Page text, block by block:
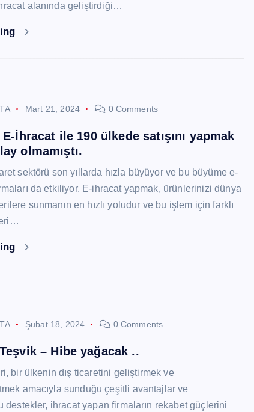
alanında geliştirdiği…
Mart 21, 2024 0 Comments
İhracat ile 190 ülkede satışını yapmak
olmamıştı.
sektörü son yıllarda hızla büyüyor ve bu büyüme e-
da etkiliyor. E-ihracat yapmak, ürünlerinizi dünya
sunmanın en hızlı yoludur ve bu işlem için farklı
Şubat 18, 2024 0 Comments
– Hibe yağacak ..
bir ülkenin dış ticaretini geliştirmek ve
amacıyla sunduğu çeşitli avantajlar ve
destekler, ihracat yapan firmaların rekabet güçlerini